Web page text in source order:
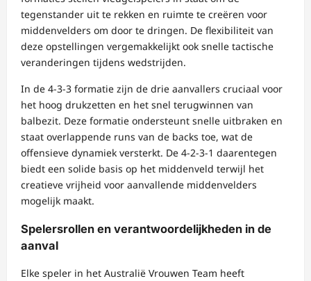
tegenstander uit te rekken en ruimte te creëren voor
middenvelders om door te dringen. De flexibiliteit van
deze opstellingen vergemakkelijkt ook snelle tactische
veranderingen tijdens wedstrijden.
In de 4-3-3 formatie zijn de drie aanvallers cruciaal voor
het hoog drukzetten en het snel terugwinnen van
balbezit. Deze formatie ondersteunt snelle uitbraken en
staat overlappende runs van de backs toe, wat de
offensieve dynamiek versterkt. De 4-2-3-1 daarentegen
biedt een solide basis op het middenveld terwijl het
creatieve vrijheid voor aanvallende middenvelders
mogelijk maakt.
Spelersrollen en verantwoordelijkheden in de
aanval
Elke speler in het Australië Vrouwen Team heeft